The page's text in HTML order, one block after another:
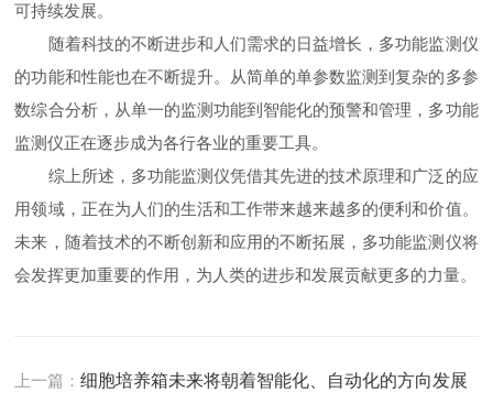
可持续发展。
随着科技的不断进步和人们需求的日益增长，多功能监测仪
的功能和性能也在不断提升。从简单的单参数监测到复杂的多参
数综合分析，从单一的监测功能到智能化的预警和管理，多功能
监测仪正在逐步成为各行各业的重要工具。
综上所述，多功能监测仪凭借其先进的技术原理和广泛的应
用领域，正在为人们的生活和工作带来越来越多的便利和价值。
未来，随着技术的不断创新和应用的不断拓展，多功能监测仪将
会发挥更加重要的作用，为人类的进步和发展贡献更多的力量。
上一篇：细胞培养箱未来将朝着智能化、自动化的方向发展